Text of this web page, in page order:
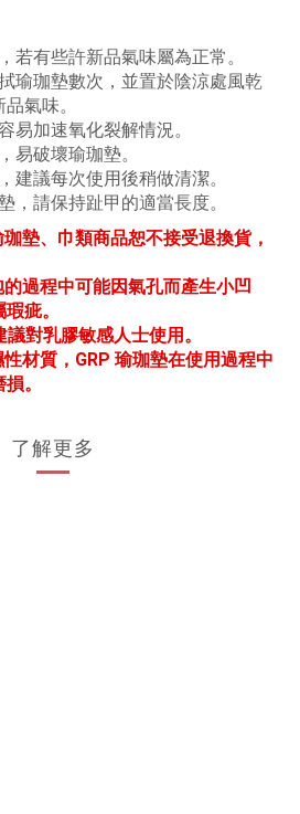
若有些許新品氣味屬為正常。
瑜珈墊數次，並置於陰涼處風乾
氣味。
易加速氧化裂解情況。
易破壞瑜珈墊。
建議每次使用後稍做清潔。
，請保持趾甲的適當長度。
墊、巾類商品恕不接受退換貨，
過程中可能因氣孔而產生小凹
疵。
對乳膠敏感人士使用。
材質，GRP 瑜珈墊在使用過程中
。
了解更多